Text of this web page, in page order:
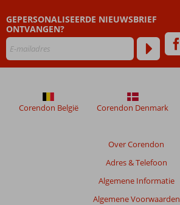
GEPERSONALISEERDE NIEUWSBRIEF
ONTVANGEN?
Over Corendon
Adres & Telefoon
Algemene Informatie
Algemene Voorwaarden
Corendon België Corendon Denmark